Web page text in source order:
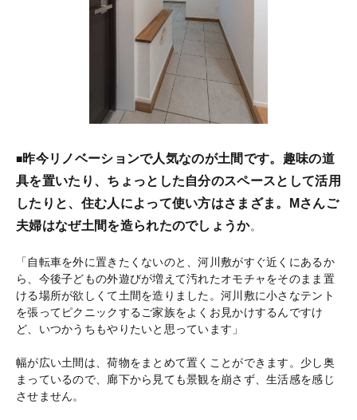
■昨今リノベーションで人気なのが土間です。趣味の道
具を置いたり、ちょっとした自分のスペースとして活用
したりと、住む人によって使い方はさまざま。Mさんご
夫婦はなぜ土間を造られたのでしょうか。
「自転車を外に置きたくないのと、河川敷がすぐ近くにあるか
ら、今後子どもの外遊びが増えて汚れたオモチャをそのまま置
ける場所が欲しくて土間を造りました。河川敷に小さなテント
を張ってピクニックするご家族をよくお見かけするんですけ
ど、いつかうちもやりたいと思っています」
幅が広い土間は、荷物をまとめて置くことができます。少し奥
まっているので、廊下から見ても景観を崩さず、生活感を感じ
させません。